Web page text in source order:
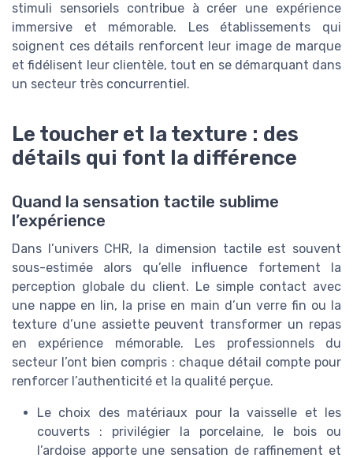
stimuli sensoriels contribue à créer une expérience
immersive et mémorable. Les établissements qui
soignent ces détails renforcent leur image de marque
et fidélisent leur clientèle, tout en se démarquant dans
un secteur très concurrentiel.
Le toucher et la texture : des
détails qui font la différence
Quand la sensation tactile sublime
l’expérience
Dans l’univers CHR, la dimension tactile est souvent
sous-estimée alors qu’elle influence fortement la
perception globale du client. Le simple contact avec
une nappe en lin, la prise en main d’un verre fin ou la
texture d’une assiette peuvent transformer un repas
en expérience mémorable. Les professionnels du
secteur l’ont bien compris : chaque détail compte pour
renforcer l’authenticité et la qualité perçue.
Le choix des matériaux pour la vaisselle et les
couverts : privilégier la porcelaine, le bois ou
l’ardoise apporte une sensation de raffinement et